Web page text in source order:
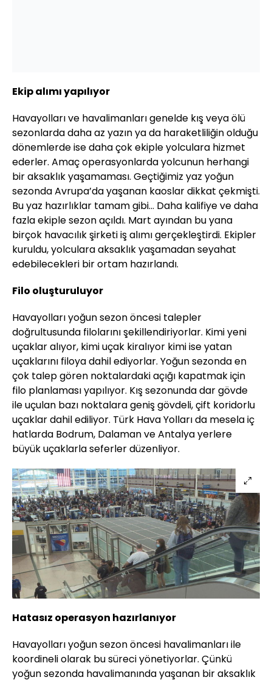
Ekip alımı yapılıyor
Havayolları ve havalimanları genelde kış veya ölü
sezonlarda daha az yazın ya da haraketliliğin olduğu
dönemlerde ise daha çok ekiple yolculara hizmet
ederler. Amaç operasyonlarda yolcunun herhangi
bir aksaklık yaşamaması. Geçtiğimiz yaz yoğun
sezonda Avrupa’da yaşanan kaoslar dikkat çekmişti.
Bu yaz hazırlıklar tamam gibi… Daha kalifiye ve daha
fazla ekiple sezon açıldı. Mart ayından bu yana
birçok havacılık şirketi iş alımı gerçekleştirdi. Ekipler
kuruldu, yolculara aksaklık yaşamadan seyahat
edebilecekleri bir ortam hazırlandı.
Filo oluşturuluyor
Havayolları yoğun sezon öncesi talepler
doğrultusunda filolarını şekillendiriyorlar. Kimi yeni
uçaklar alıyor, kimi uçak kiralıyor kimi ise yatan
uçaklarını filoya dahil ediyorlar. Yoğun sezonda en
çok talep gören noktalardaki açığı kapatmak için
filo planlaması yapılıyor. Kış sezonunda dar gövde
ile uçulan bazı noktalara geniş gövdeli, çift koridorlu
uçaklar dahil ediliyor. Türk Hava Yolları da mesela iç
hatlarda Bodrum, Dalaman ve Antalya yerlere
büyük uçaklarla seferler düzenliyor.
Hatasız operasyon hazırlanıyor
Havayolları yoğun sezon öncesi havalimanları ile
koordineli olarak bu süreci yönetiyorlar. Çünkü
yoğun sezonda havalimanında yaşanan bir aksaklık